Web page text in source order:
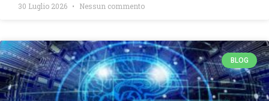
30 Luglio 2026 Nessun commento
BLOG